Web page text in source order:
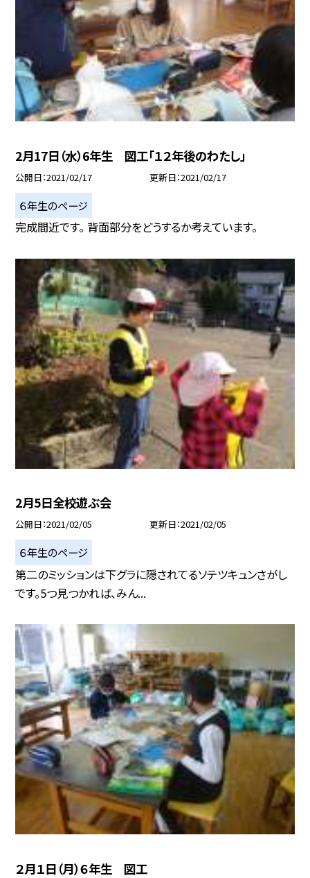
2月17日（水）6年生 図工「１２年後のわたし」
公開日 2021/02/17 更新日 2021/02/17
６年生のページ
完成間近です。 背面部分をどうするか考えています。
2月5日全校遊ぶ会
公開日 2021/02/05 更新日 2021/02/05
６年生のページ
第二のミッションは下グラに隠されてるソテツキュンさがし
です。5つ見つかれば、みん...
２月１日（月）６年生 図工